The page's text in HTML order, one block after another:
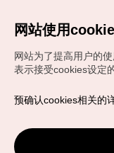
Copyrights (c) 韩国
VISITKOREA官方
chnsim@knto.or.kr
网站使用
网站为了提高用户的
表示接受cookies设定
预确认cookies相关的